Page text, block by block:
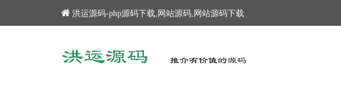
洪运源码-php源码下载,网站源码,网站源码下载